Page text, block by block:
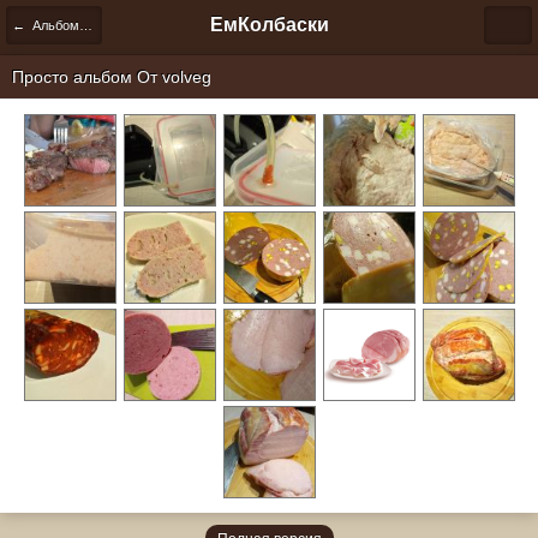
← Альбомы пользователей ЕмКолбаски
Просто альбом Отvolveg